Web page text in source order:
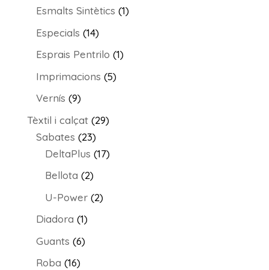
Esmalts Sintètics 11
Especials 1414
productes
Esprais Pentrilo 11
Imprimacions 55
Vernís 99
productes
Tèxtil i calçat 2929
Sabates 2323
productes
DeltaPlus 1717
Bellota 22
productes
U-Power 22
Diadora 11
Guants 66
Roba 1616